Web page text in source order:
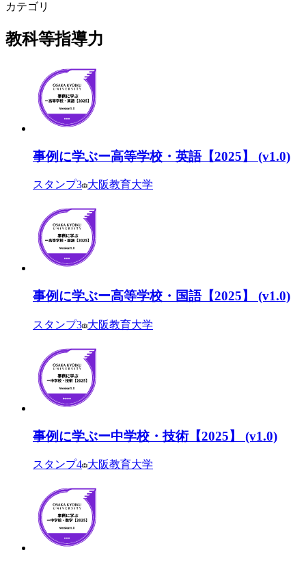
カテゴリ
教科等指導力
事例に学ぶー高等学校・英語【2025】 (v1.0)
スタンプ3 大阪教育大学
事例に学ぶー高等学校・国語【2025】 (v1.0)
スタンプ3 大阪教育大学
事例に学ぶー中学校・技術【2025】 (v1.0)
スタンプ4 大阪教育大学